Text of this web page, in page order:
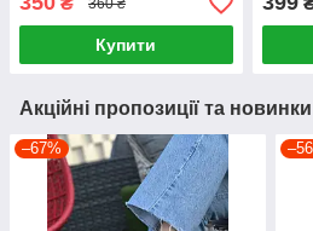
360 ₴
Купити
Акційні пропозиції та новинки
–67%